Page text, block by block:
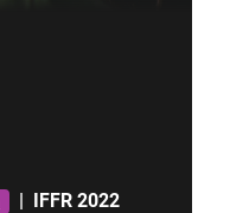
| IFFR 2022